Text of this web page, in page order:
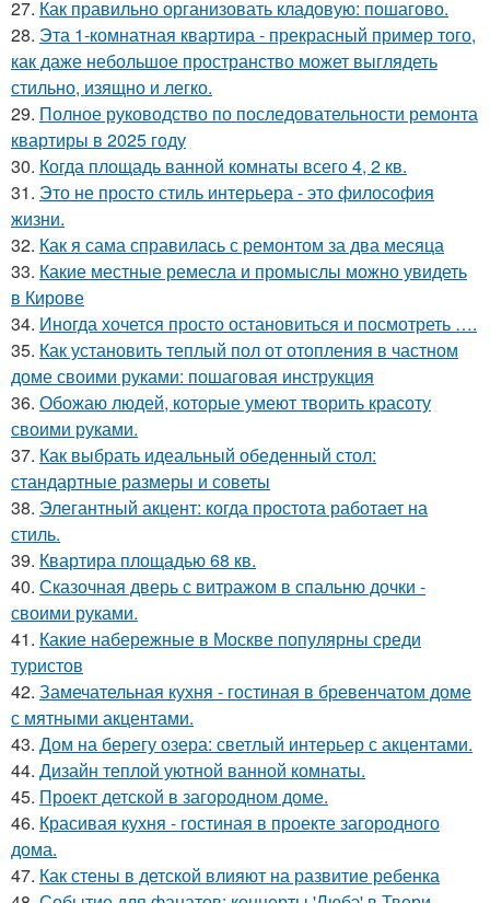
27. Как правильно организовать кладовую: пошагово.
28. Эта 1-комнатная квартира - прекрасный пример того,
как даже небольшое пространство может выглядеть
стильно, изящно и легко.
29. Полное руководство по последовательности ремонта
квартиры в 2025 году
30. Когда площадь ванной комнаты всего 4, 2 кв.
31. Это не просто стиль интерьера - это философия
жизни.
32. Как я сама справилась с ремонтом за два месяца
33. Какие местные ремесла и промыслы можно увидеть
в Кирове
34. Иногда хочется просто остановиться и посмотреть ….
35. Как установить теплый пол от отопления в частном
доме своими руками: пошаговая инструкция
36. Обожаю людей, которые умеют творить красоту
своими руками.
37. Как выбрать идеальный обеденный стол:
стандартные размеры и советы
38. Элегантный акцент: когда простота работает на
стиль.
39. Квартира площадью 68 кв.
40. Сказочная дверь с витражом в спальню дочки -
своими руками.
41. Какие набережные в Москве популярны среди
туристов
42. Замечательная кухня - гостиная в бревенчатом доме
с мятными акцентами.
43. Дом на берегу озера: светлый интерьер с акцентами.
44. Дизайн теплой уютной ванной комнаты.
45. Проект детской в загородном доме.
46. Красивая кухня - гостиная в проекте загородного
дома.
47. Как стены в детской влияют на развитие ребенка